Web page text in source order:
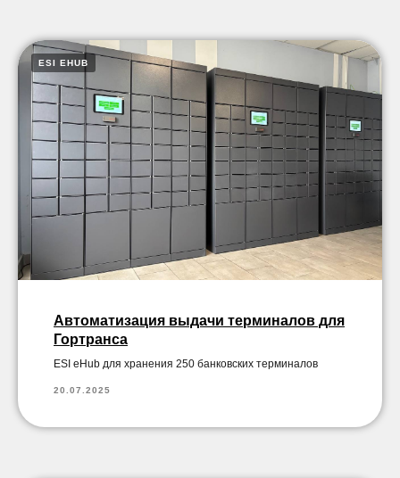
ESI EHUB
Автоматизация выдачи терминалов для
Гортранса
ESI eHub для хранения 250 банковских терминалов
20.07.2025